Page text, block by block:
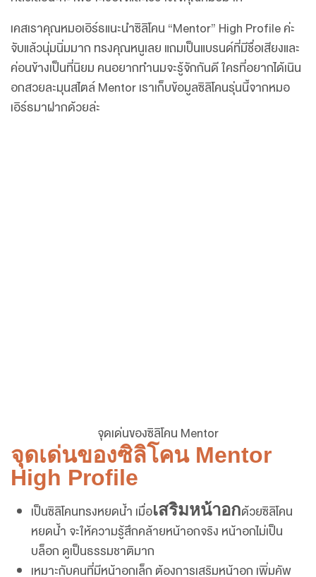
เคสเราคุณหมอเอิร์ธแนะนำซิลิโคน “Mentor” High Profile ค่ะ
จับแล้วนุ่มนิ่มมาก ทรงคุณหนูเลย แถมเป็นแบรนด์ที่มีชื่อเสียงและ
ค่อนข้างเป็นที่นิยม คนอยากทำนมจะรู้จักกันดี ใครที่อยากได้เนิน
อกสวยละมุนสไตล์ Mentor เราเก็บข้อมูลซิลิโคนรุ่นนี้จากหมอ
เอิร์ธมาฝากด้วยล่ะ
จุดเด่นของซิลิโคน Mentor
จุดเด่นของซิลิโคน Mentor
High Profile
เป็นซิลิโคนทรงหยดน้ำ เมื่อเสริมหน้าอกด้วยซิลิโคน
หยดน้ำ จะให้ความรู้สึกคล้ายหน้าอกจริง หน้าอกไม่เป็น
บล็อก ดูเป็นธรรมชาติมาก
เหมาะกับคนที่มีหน้าอกเล็ก ต้องการเสริมหน้าอก เพิ่มคัพ